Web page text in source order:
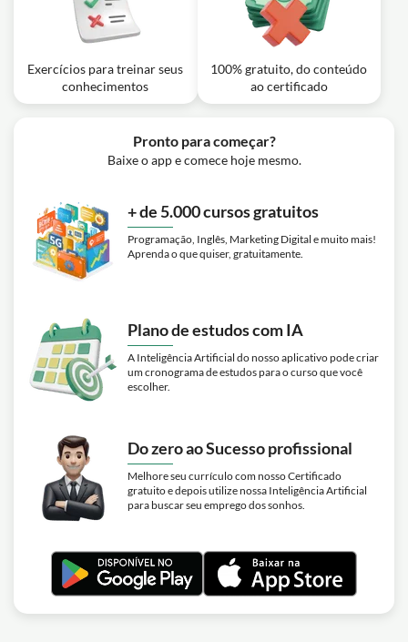
-Prof. Thállius Moraes
Exercício: Qual dos seguintes comportamentos é vedado
pelo Código de Conduta da Caixa Econômica Federal?
Exercícios para treinar seus
conhecimentos
100% gratuito, do conteúdo
ao certificado
Pronto para começar?
Baixe o app e comece hoje mesmo.
+ de 5.000 cursos gratuitos
Programação, Inglês, Marketing Digital e muito mais!
Aprenda o que quiser, gratuitamente.
Plano de estudos com IA
A Inteligência Artificial do nosso aplicativo pode criar
um cronograma de estudos para o curso que você
escolher.
Do zero ao Sucesso profissional
Melhore seu currículo com nosso Certificado
gratuito e depois utilize nossa Inteligência Artificial
para buscar seu emprego dos sonhos.